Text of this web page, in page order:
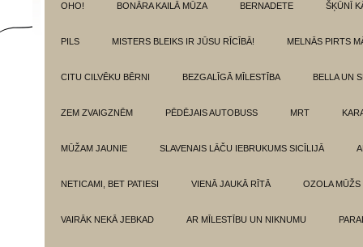
OHO! BONĀRA KAILĀ MŪZA BERNADETE ŠĶŪNĪ
PILS MISTERS BLEIKS IR JŪSU RĪCĪBĀ! MELNĀS PIRTS
CITU CILVĒKU BĒRNI BEZGALĪGĀ MĪLESTĪBA BELLA UN
ZEM ZVAIGZNĒM PĒDĒJAIS AUTOBUSS MRT
MŪŽAM JAUNIE SLAVENAIS LĀČU IEBRUKUMS SICĪLIJĀ
NETICAMI, BET PATIESI VIENĀ JAUKĀ RĪTĀ OZOLA MŪŽS
VAIRĀK NEKĀ JEBKAD AR MĪLESTĪBU UN NIKNUMU